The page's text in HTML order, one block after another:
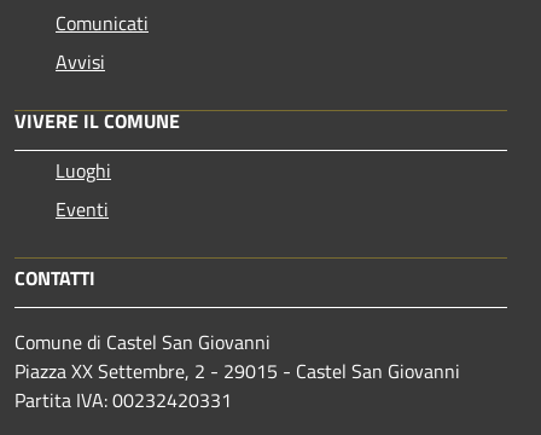
Comunicati
Avvisi
VIVERE IL COMUNE
Luoghi
Eventi
CONTATTI
Comune di Castel San Giovanni
Piazza XX Settembre, 2 - 29015 - Castel San Giovanni
Partita IVA: 00232420331